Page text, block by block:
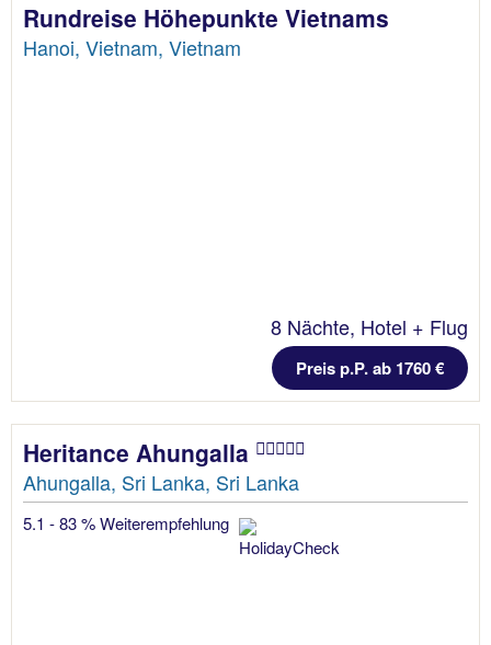
Rundreise Höhepunkte Vietnams
Hanoi, Vietnam, Vietnam
8 Nächte, Hotel + Flug
Preis p.P. ab 1760 €
Heritance Ahungalla
Ahungalla, Sri Lanka, Sri Lanka
5.1 - 83 % Weiterempfehlung